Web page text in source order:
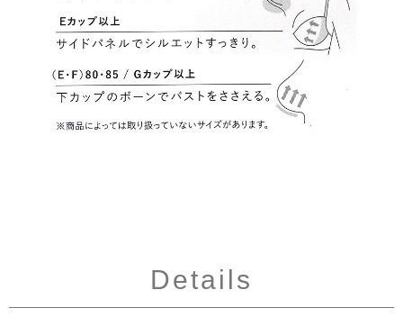
Details